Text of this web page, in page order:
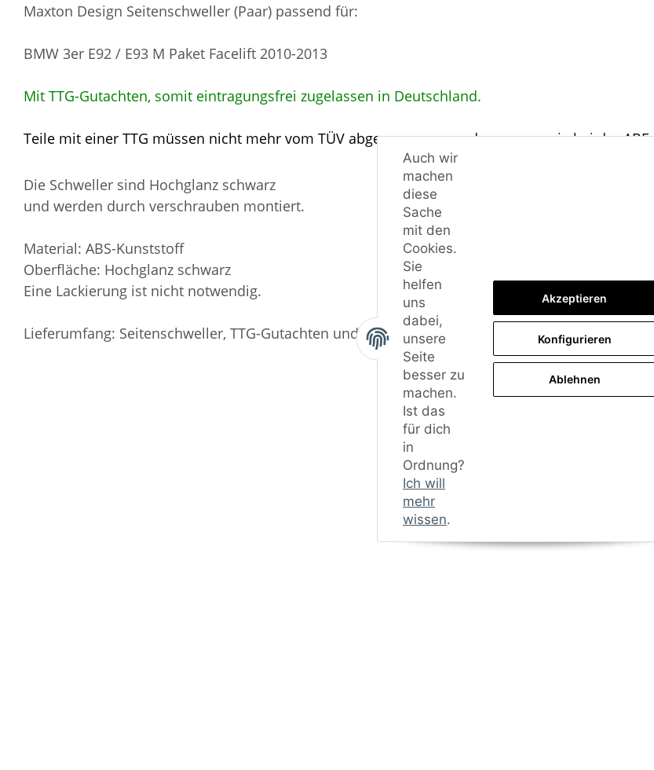
Maxton Design Seitenschweller (Paar) passend für:
BMW 3er E92 / E93 M Paket Facelift 2010-2013
Mit TTG-Gutachten, somit eintragungsfrei zugelassen in Deutschland.
Teile mit einer TTG müssen nicht mehr vom TÜV abgenommen werden, genau wie bei der ABE.
Die Schweller sind Hochglanz schwarz
und werden durch verschrauben montiert.
Material: ABS-Kunststoff
Oberfläche: Hochglanz schwarz
Eine Lackierung ist nicht notwendig.
Lieferumfang: Seitenschweller, TTG-Gutachten und Montagematerial
Auch wir
machen
diese
Sache
mit den
Cookies.
Sie
helfen
uns
dabei,
unsere
Seite
besser zu
machen.
Ist das
für dich
in
Ordnung?
Ich will
mehr
wissen.
Akzeptieren
Konfigurieren
Ablehnen